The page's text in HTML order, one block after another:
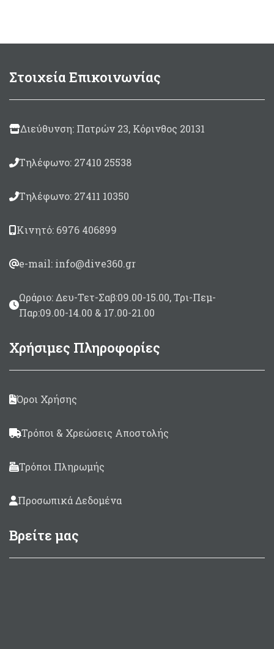
Στοιχεία Επικοινωνίας
Διεύθυνση: Πατρών 23, Κόρινθος 20131
Τηλέφωνο: 27410 25538
Τηλέφωνο: 27411 10350
Κινητό: 6976 406899
e-mail: info@dive360.gr
Ωράριο: Δευ-Τετ-Σαβ:09.00-15.00, Τρι-Πεμ-
Παρ:09.00-14.00 & 17.00-21.00
Χρήσιμες Πληροφορίες
Όροι Χρήσης
Τρόποι & Χρεώσεις Αποστολής
Τρόποι Πληρωμής
Προσωπικά Δεδομένα
Βρείτε μας